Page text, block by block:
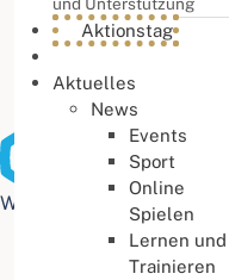
Buchstabenabstand
Web Accessibility plugin
Aktionstag
Aktuelles
News
Events
Sport
Online
Spielen
Lernen und
Trainieren